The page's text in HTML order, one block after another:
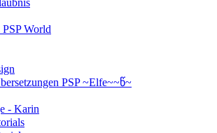
World
PSP ~Elfe~~წ~
- Karin